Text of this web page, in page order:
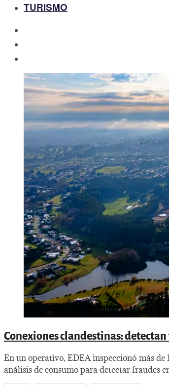
TURISMO
Conexiones clandestinas:
En un operativo, EDEA inspeccionó más
análisis de consumo para detectar fraudes